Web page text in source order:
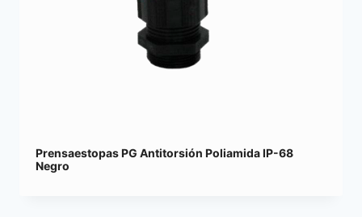
Prensaestopas PG Antitorsión Poliamida IP-68
Negro